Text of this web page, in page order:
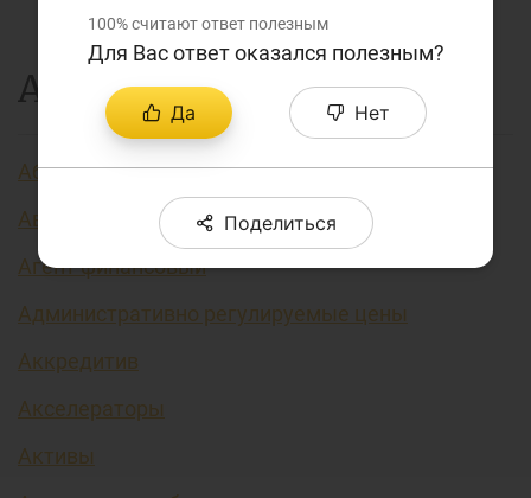
А
Аббревиатура финансовых технологий
Авторизация
Агент финансовый
Административно регулируемые цены
Аккредитив
Акселераторы
Активы
100%считают ответ полезным
Для Вас ответ оказался полезным?
Да Нет
Поделиться